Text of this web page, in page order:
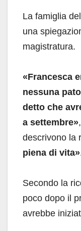
La famiglia
una
magistratura.
«Francesca
nessuna
detto che
a settembre»
descrivono la
piena di vita»
Secondo la
poco dopo il
avrebbe